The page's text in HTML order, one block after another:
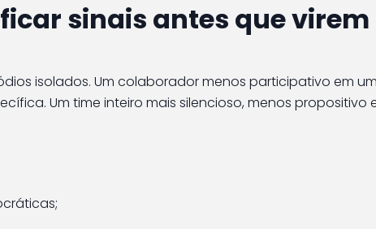
sinais antes que virem
isolados. Um colaborador menos participativo em
Um time inteiro mais silencioso, menos propositivo